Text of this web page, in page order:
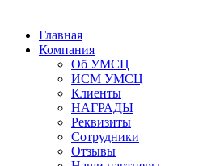
Главная
Компания
Об УМСЦ
ИСМ УМСЦ
Клиенты
НАГРАДЫ
Реквизиты
Сотрудники
Отзывы